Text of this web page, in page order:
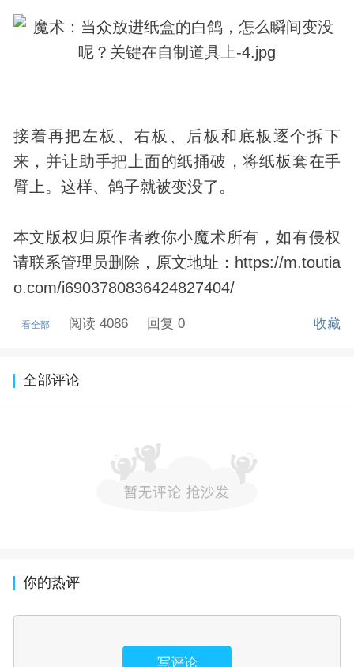
接着再把左板、右板、后板和底板逐个拆下
来，并让助手把上面的纸捅破，将纸板套在手
臂上。这样、鸽子就被变没了。
本文版权归原作者教你小魔术所有，如有侵权
请联系管理员删除，原文地址：https://m.toutia
o.com/i6903780836424827404/
看全部 阅读 4086 回复 0 收藏
全部评论
你的热评
写评论